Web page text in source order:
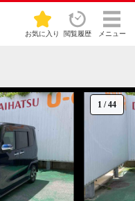
お気に入り 閲覧履歴 メニュー
1 /44